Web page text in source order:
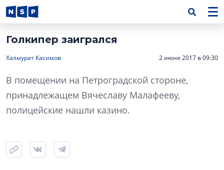
Голкипер заигрался
Халмурат Касимов 2 июня 2017 в 09:30
В помещении на Петроградской стороне,
принадлежащем Вячеславу Малафееву,
полицейские нашли казино.